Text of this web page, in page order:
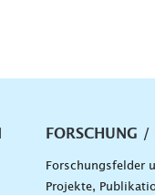
FORSCHUNG /
Forschungsfelder
Projekte,